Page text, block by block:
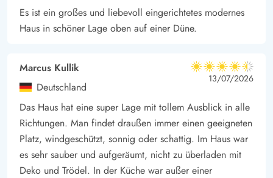
Es ist ein großes und liebevoll eingerichtetes modernes
Haus in schöner Lage oben auf einer Düne.
Marcus Kullik
Deutschland
4.5 von 5
4.5 von 5
4.5 out of 5
13/07/2026
Das Haus hat eine super Lage mit tollem Ausblick in alle
Richtungen. Man findet draußen immer einen geeigneten
Platz, windgeschützt, sonnig oder schattig. Im Haus war
es sehr sauber und aufgeräumt, nicht zu überladen mit
Deko und Trödel. In der Küche war außer einer